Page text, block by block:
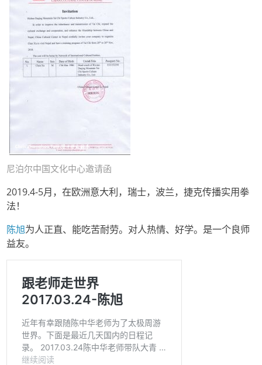
尼泊尔中国文化中心邀请函
2019.4-5月，在欧洲意大利，瑞士，波兰，捷克传播实用拳
法！
陈旭为人正直、能吃苦耐劳。对人热情、好学。是一个良师
益友。